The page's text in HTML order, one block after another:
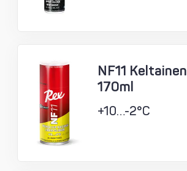
NF11 Keltainen
170ml
+10…-2°C